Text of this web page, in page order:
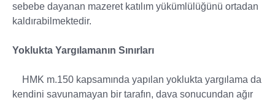
sebebe dayanan mazeret katılım yükümlülüğünü ortadan
kaldırabilmektedir.
Yoklukta Yargılamanın Sınırları
HMK m.150 kapsamında yapılan yoklukta yargılama da
kendini savunamayan bir tarafın, dava sonucundan ağır